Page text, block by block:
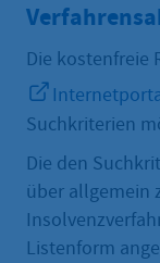
Die kostenfreie
Suchkriterien
Die den
über allgemein
Listenform